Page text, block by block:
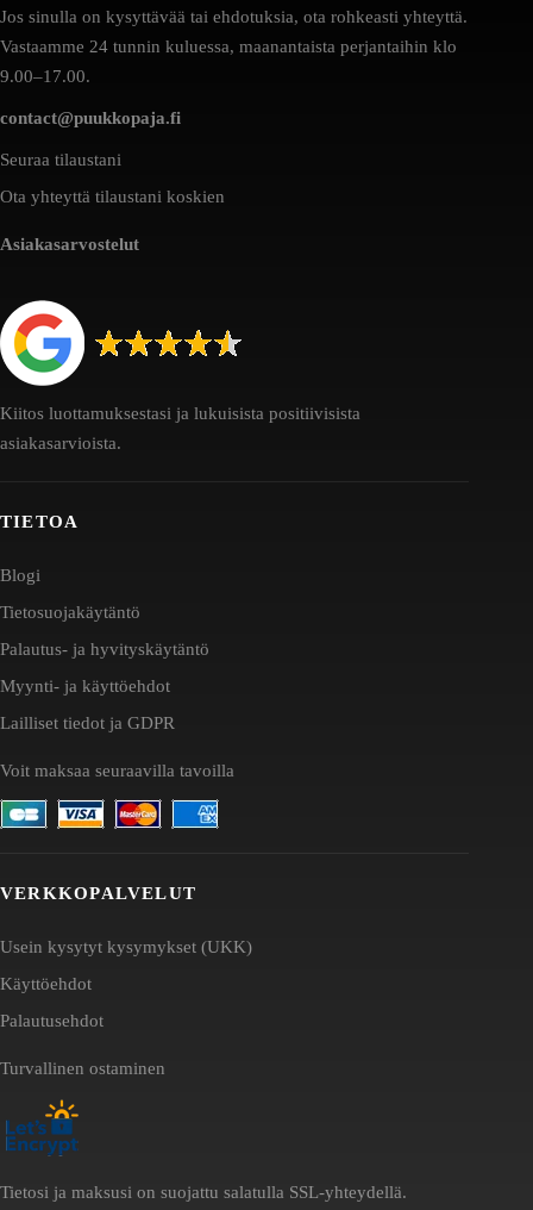
Jos sinulla on kysyttävää tai ehdotuksia, ota rohkeasti yhteyttä.
Vastaamme 24 tunnin kuluessa, maanantaista perjantaihin klo
9.00–17.00.
contact@puukkopaja.fi
Seuraa tilaustani
Ota yhteyttä tilaustani koskien
Asiakasarvostelut
Kiitos luottamuksestasi ja lukuisista positiivisista
asiakasarvioista.
TIETOA
Blogi
Tietosuojakäytäntö
Palautus- ja hyvityskäytäntö
Myynti- ja käyttöehdot
Lailliset tiedot ja GDPR
Voit maksaa seuraavilla tavoilla
VERKKOPALVELUT
Usein kysytyt kysymykset (UKK)
Käyttöehdot
Palautusehdot
Turvallinen ostaminen
Tietosi ja maksusi on suojattu salatulla SSL-yhteydellä.